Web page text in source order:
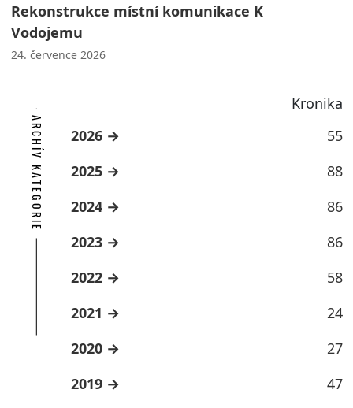
Rekonstrukce místní komunikace K
Vodojemu
24. července 2026
Kronika
ARCHÍV KATEGORIE 2026
55
2025
88
2024
86
2023
86
2022
58
2021
24
2020
27
2019
47